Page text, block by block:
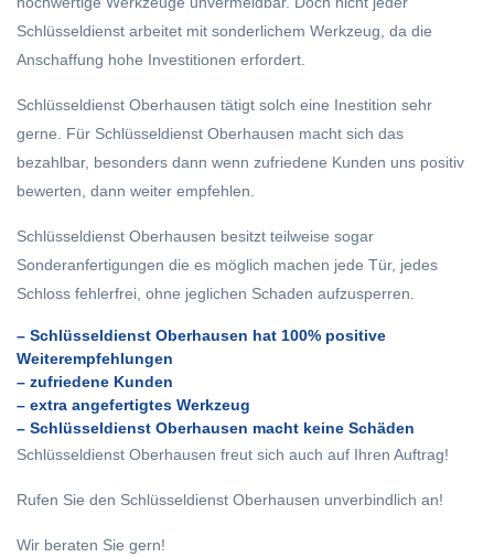
Schlüsseldienst arbeitet mit sonderlichem Werkzeug, da die
Anschaffung hohe Investitionen erfordert.
Schlüsseldienst Oberhausen tätigt solch eine Inestition sehr
gerne. Für Schlüsseldienst Oberhausen macht sich das
bezahlbar, besonders dann wenn zufriedene Kunden uns positiv
bewerten, dann weiter empfehlen.
Schlüsseldienst Oberhausen besitzt teilweise sogar
Sonderanfertigungen die es möglich machen jede Tür, jedes
Schloss fehlerfrei, ohne jeglichen Schaden aufzusperren.
– Schlüsseldienst Oberhausen hat 100% positive
Weiterempfehlungen
– zufriedene Kunden
– extra angefertigtes Werkzeug
– Schlüsseldienst Oberhausen macht keine Schäden
Schlüsseldienst Oberhausen freut sich auch auf Ihren Auftrag!
Rufen Sie den Schlüsseldienst Oberhausen unverbindlich an!
Wir beraten Sie gern!